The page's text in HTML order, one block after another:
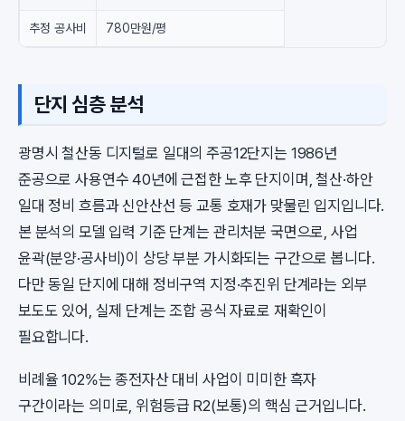
추정 공사비 780만원/평
단지 심층 분석
광명시 철산동 디지털로 일대의 주공12단지는 1986년
준공으로 사용연수 40년에 근접한 노후 단지이며, 철산·하안
일대 정비 흐름과 신안산선 등 교통 호재가 맞물린 입지입니다.
본 분석의 모델 입력 기준 단계는 관리처분 국면으로, 사업
윤곽(분양·공사비)이 상당 부분 가시화되는 구간으로 봅니다.
다만 동일 단지에 대해 정비구역 지정·추진위 단계라는 외부
보도도 있어, 실제 단계는 조합 공식 자료로 재확인이
필요합니다.
비례율 102%는 종전자산 대비 사업이 미미한 흑자
구간이라는 의미로, 위험등급 R2(보통)의 핵심 근거입니다.